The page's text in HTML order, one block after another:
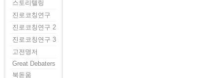
스토리텔링
진로코칭연구
진로코칭연구 2
진로코칭연구 3
고전명저
Great Debaters
북돋움